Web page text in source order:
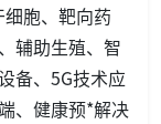
胞、靶向药
辅助生殖、智
备、5G技术应
、健康预*解决